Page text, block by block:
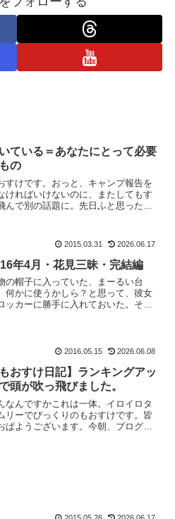
ている＝あなたにとって必要
の
すけです。おっと、キャンプ報告を
ければいけないのに、またしてもす
んで別の話題に。先日ふと思ったん
って。当たり前の様に毎日使ってい
粧品しかり。友人の勧め...
2015.03.31 2026.06.17
年4月・花見三昧・完結編
の帽子に入っていた、まーるい台
何かに使うかしら？と思って、彼女
ッカーに勝手に入れておいた。そし
杯だし。・・・・・。そ...
2016.05.15 2026.06.08
もおすけ日記】ランキングアッ
頭が吹っ飛びました。
なんですかこれは一体。イロイロタ
リーでびっくりのもおすけです。皆
ぱようございます。今朝、ブログ村